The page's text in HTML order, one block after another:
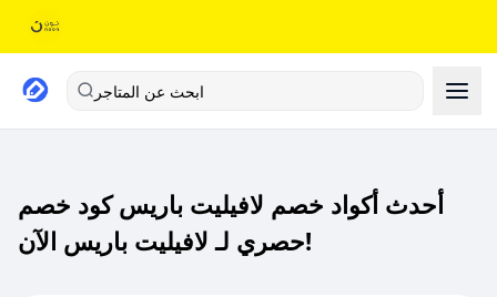
ابحث عن المتاجر
أحدث أكواد خصم لافيليت باريس كود خصم
حصري لـ لافيليت باريس الآن!